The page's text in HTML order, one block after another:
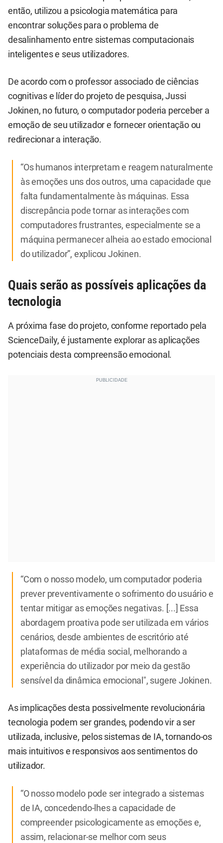
então, utilizou a psicologia matemática para
encontrar soluções para o problema de
desalinhamento entre sistemas computacionais
inteligentes e seus utilizadores.
De acordo com o professor associado de ciências
cognitivas e líder do projeto de pesquisa, Jussi
Jokinen, no futuro, o computador poderia perceber a
emoção de seu utilizador e fornecer orientação ou
redirecionar a interação.
“Os humanos interpretam e reagem naturalmente
às emoções uns dos outros, uma capacidade que
falta fundamentalmente às máquinas. Essa
discrepância pode tornar as interações com
computadores frustrantes, especialmente se a
máquina permanecer alheia ao estado emocional
do utilizador”, explicou Jokinen.
Quais serão as possíveis aplicações da
tecnologia
A próxima fase do projeto, conforme reportado pela
ScienceDaily, é justamente explorar as aplicações
potenciais desta compreensão emocional.
“Com o nosso modelo, um computador poderia
prever preventivamente o sofrimento do usuário e
tentar mitigar as emoções negativas. [...] Essa
abordagem proativa pode ser utilizada em vários
cenários, desde ambientes de escritório até
plataformas de média social, melhorando a
experiência do utilizador por meio da gestão
sensível da dinâmica emocional", sugere Jokinen.
As implicações desta possivelmente revolucionária
tecnologia podem ser grandes, podendo vir a ser
utilizada, inclusive, pelos sistemas de IA, tornando-os
mais intuitivos e responsivos aos sentimentos do
utilizador.
“O nosso modelo pode ser integrado a sistemas
de IA, concedendo-lhes a capacidade de
compreender psicologicamente as emoções e,
assim, relacionar-se melhor com seus